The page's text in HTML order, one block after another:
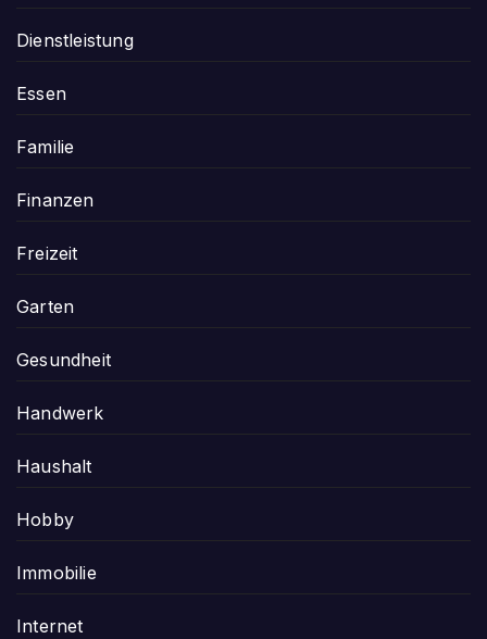
Dienstleistung
Essen
Familie
Finanzen
Freizeit
Garten
Gesundheit
Handwerk
Haushalt
Hobby
Immobilie
Internet